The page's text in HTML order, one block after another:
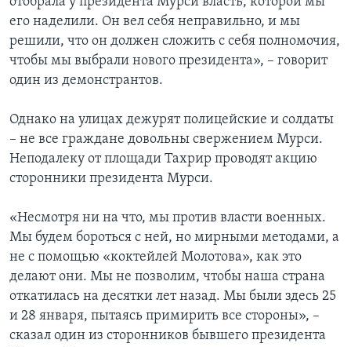
его наделили. Он вел себя неправильно, и мы
решили, что он должен сложить с себя полномочия,
чтобы мы выбрали нового президента», – говорит
один из демонстрантов.
Однако на улицах дежурят полицейские и солдаты
– не все граждане довольны свержением Мурси.
Неподалеку от площади Тахрир проводят акцию
сторонники президента Мурси.
«Несмотря ни на что, мы против власти военных.
Мы будем бороться с ней, но мирными методами, а
не с помощью «коктейлей Молотова», как это
делают они. Мы не позволим, чтобы наша страна
откатилась на десятки лет назад. Мы были здесь 25
и 28 января, пытаясь примирить все стороны», –
сказал один из сторонников бывшего президента